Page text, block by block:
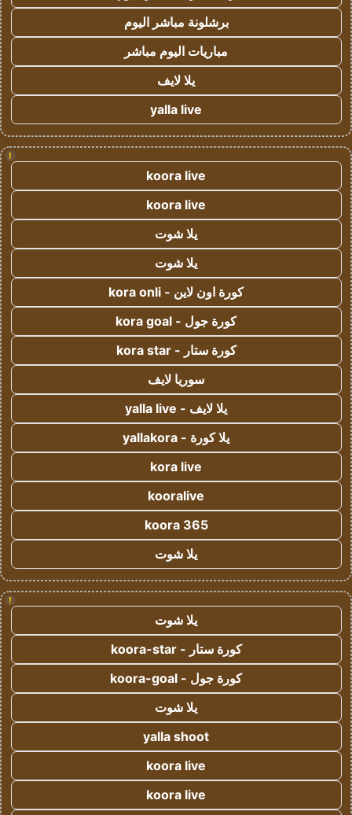
برشلونة مباشر اليوم
مباريات اليوم مباشر
يلا لايف
yalla live
!
koora live
koora live
يلا شوت
يلا شوت
كورة اون لاين - kora onli
كورة جول - kora goal
كورة ستار - kora star
سوريا لايف
يلا لايف - yalla live
يلا كورة - yallakora
kora live
kooralive
koora 365
يلا شوت
!
يلا شوت
كورة ستار - koora-star
كورة جول - koora-goal
يلا شوت
yalla shoot
koora live
koora live